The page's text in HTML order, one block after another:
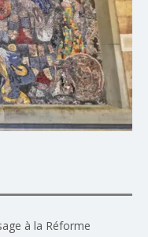
à la Réforme